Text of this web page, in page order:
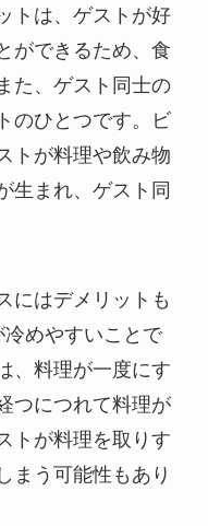
トは、ゲストが好
ができるため、食
た、ゲスト同士の
のひとつです。ビ
トが料理や飲み物
生まれ、ゲスト同
にはデメリットも
めやすいことで
、料理が一度にす
つにつれて料理が
トが料理を取りす
まう可能性もあり